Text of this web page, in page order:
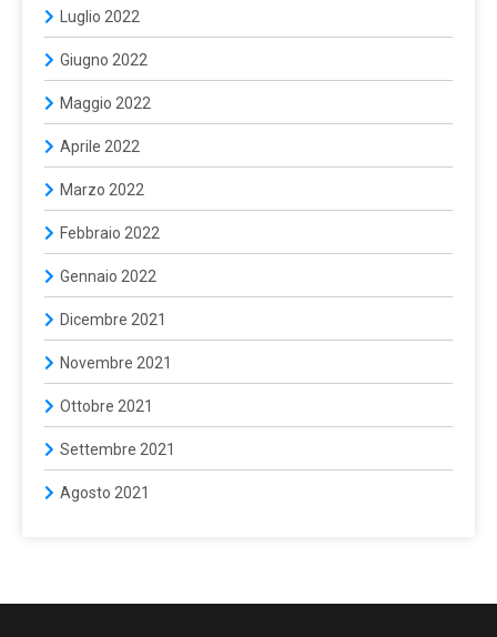
Luglio 2022
Giugno 2022
Maggio 2022
Aprile 2022
Marzo 2022
Febbraio 2022
Gennaio 2022
Dicembre 2021
Novembre 2021
Ottobre 2021
Settembre 2021
Agosto 2021